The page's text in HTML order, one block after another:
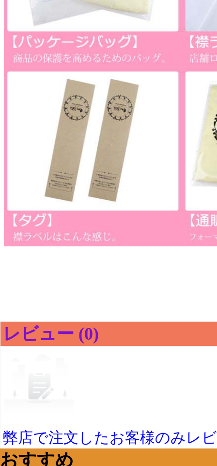
レビュー (0)
弊店で注文したお客様のみレ
おすすめ